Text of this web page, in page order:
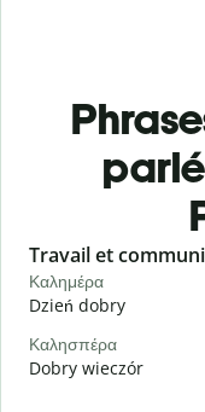
Slide 1 of 6
Travail et
Καλημέρα
Dzień dobry
Καλησπέρα
Dobry wieczór